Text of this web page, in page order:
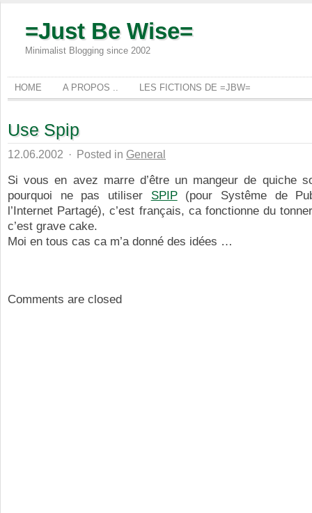
=Just Be Wise=
Minimalist Blogging since 2002
HOME A PROPOS .. LES FICTIONS DE =JBW=
Use Spip
12.06.2002 · Posted in General
Si vous en avez marre d’être un mangeur de quiche
pourquoi ne pas utiliser SPIP(pour Systême de
l’Internet Partagé), c’est français, ca fonctionne du
c’est grave cake.
Moi en tous cas ca m’a donné des idées …
Comments are closed